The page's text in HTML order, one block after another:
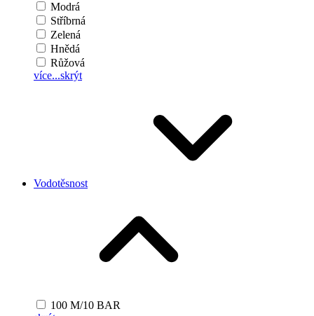
Modrá
Stříbrná
Zelená
Hnědá
Růžová
více...skrýt
Vodotěsnost
100 M/10 BAR